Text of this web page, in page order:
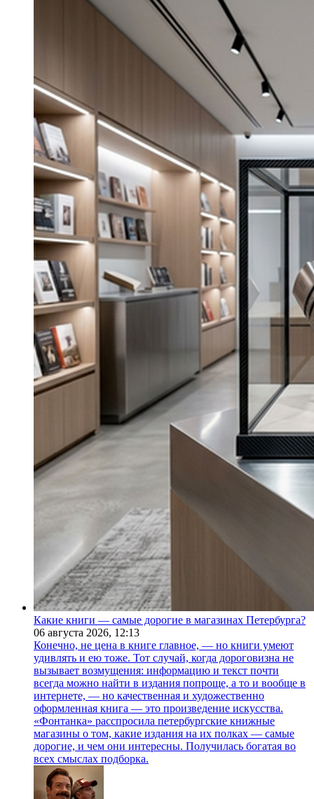
Какие книги — самые дорогие в магазинах Петербурга?
06 августа 2026, 12:13
Конечно, не цена в книге главное, — но книги умеют
удивлять и ею тоже. Тот случай, когда дороговизна не
вызывает возмущения: информацию и текст почти
всегда можно найти в издания попроще, а то и вообще в
интернете, — но качественная и художественно
оформленная книга — это произведение искусства.
«Фонтанка» расспросила петербургские книжные
магазины о том, какие издания на их полках — самые
дорогие, и чем они интересны. Получилась богатая во
всех смыслах подборка.